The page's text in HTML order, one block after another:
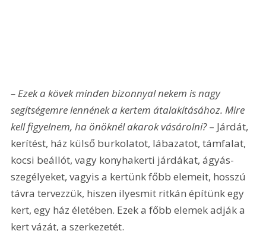
– Ezek a kövek minden bizonnyal nekem is nagy
segítségemre lennének a kertem átalakításához. Mire
kell figyelnem, ha önöknél akarok vásárolni? – Járdát,
kerítést, ház külső burkolatot, lábazatot, támfalat,
kocsi beállót, vagy konyhakerti járdákat, ágyás-
szegélyeket, vagyis a kertünk főbb elemeit, hosszú
távra tervezzük, hiszen ilyesmit ritkán építünk egy
kert, egy ház életében. Ezek a főbb elemek adják a
kert vázát, a szerkezetét.